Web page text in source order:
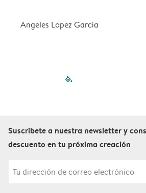
Angeles Lopez Garcia
filled-
Suscríbete a nuestra newsletter y
descuento en tu próxima creación